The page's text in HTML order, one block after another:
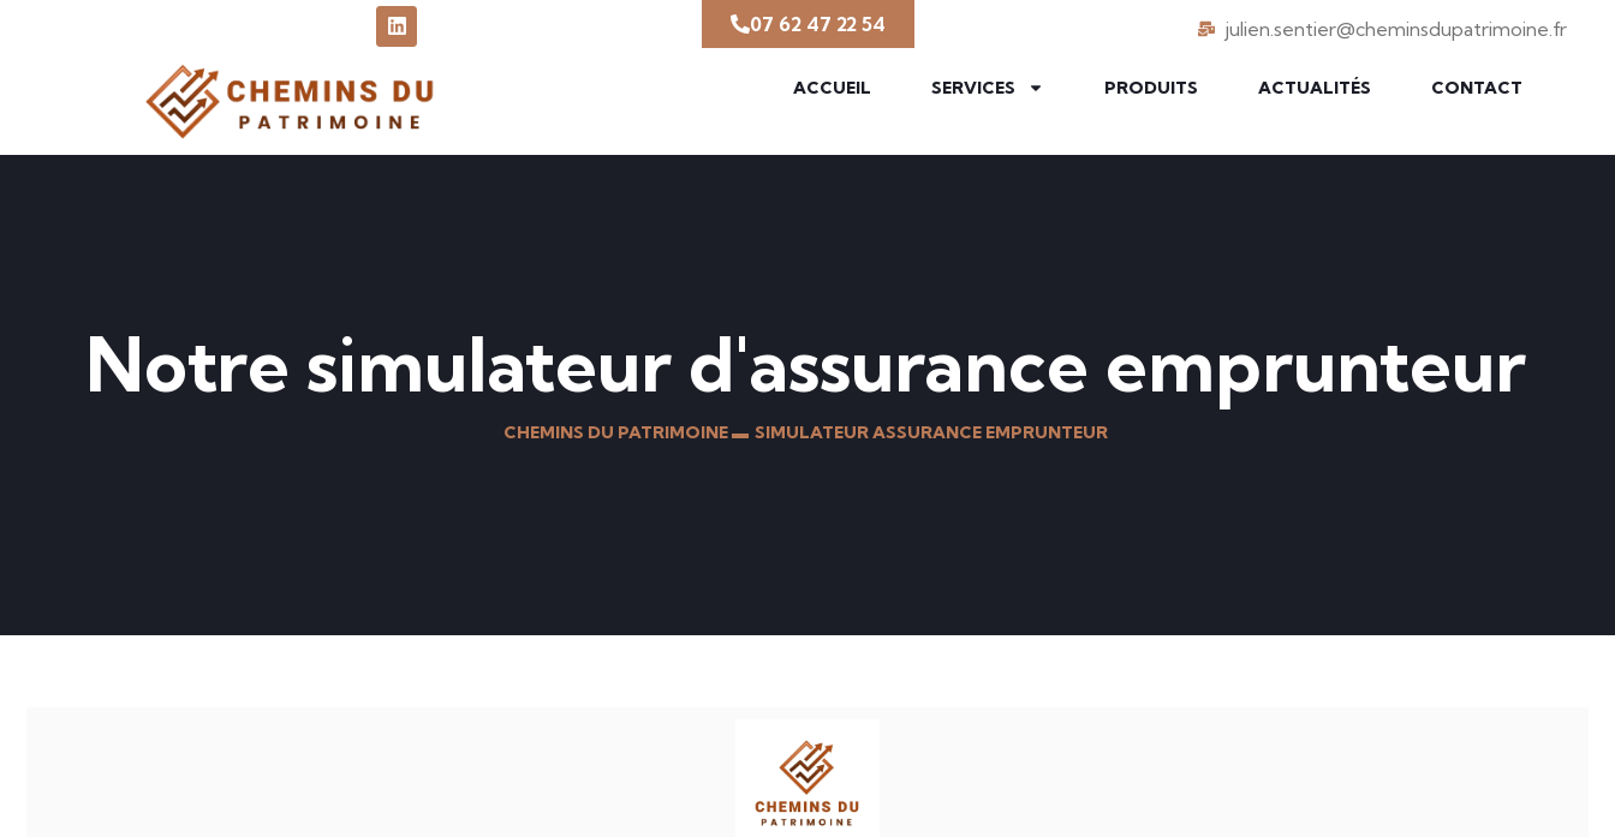
07 62 47 22 54 julien.sentier@cheminsdupatrimoine.fr
ACCUEIL SERVICES PRODUITS ACTUALITÉS CONTACT
Notre simulateur d'assurance emprunteur
CHEMINS DU PATRIMOINE ▬ SIMULATEUR ASSURANCE EMPRUNTEUR